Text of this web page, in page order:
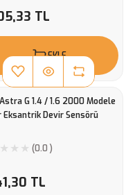
TL
EKLE
G 1.4 / 1.6 2000 Modele
Eksantrik Devir Sensörü
(0.0 )
TL